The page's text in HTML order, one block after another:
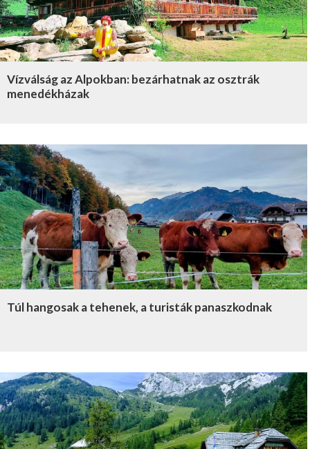
Vízválság az Alpokban: bezárhatnak az osztrák
menedékházak
Túl hangosak a tehenek, a turisták panaszkodnak